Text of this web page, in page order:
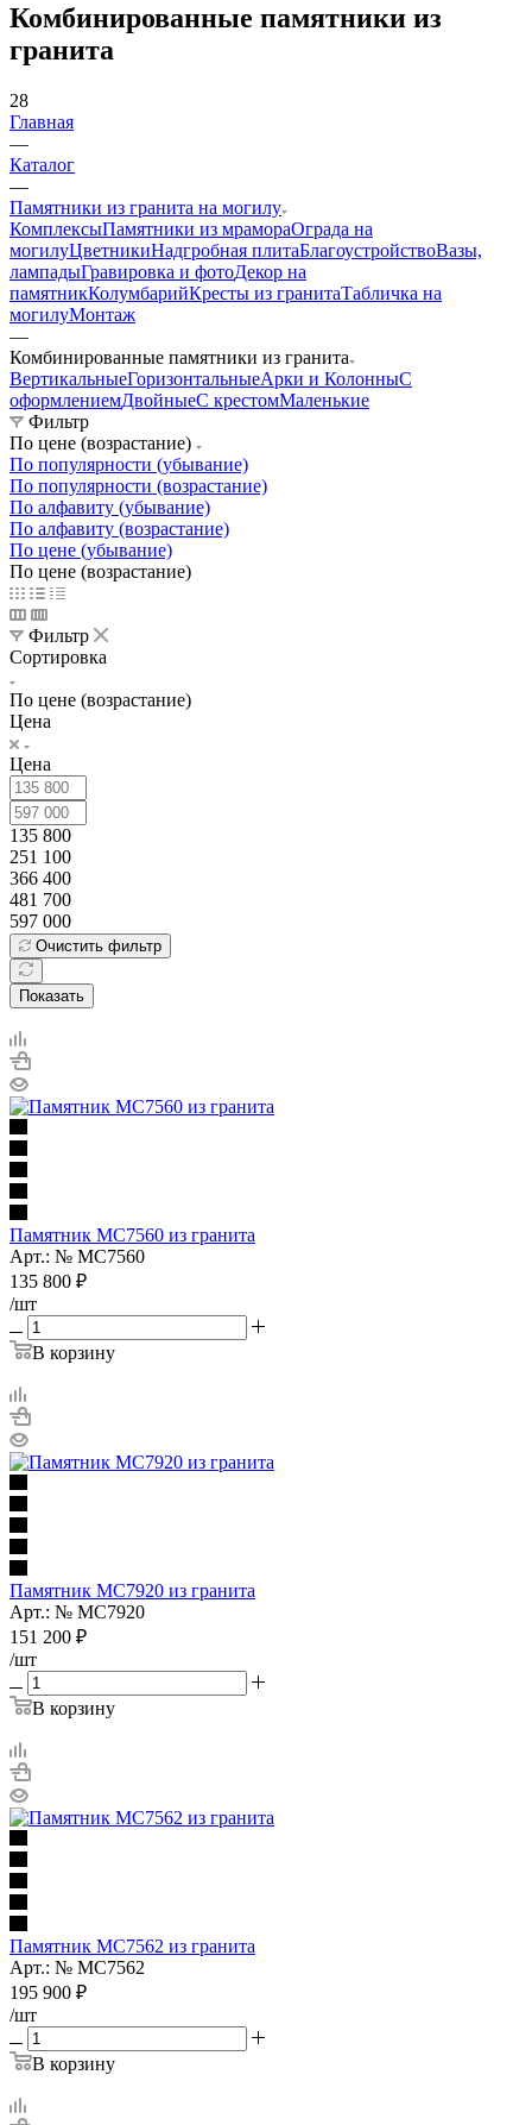
Комбинированные памятники из
гранита
28
Главная
—
Каталог
—
Памятники из гранита на могилу
КомплексыПамятники из мрамораОграда на
могилуЦветникиНадгробная плитаБлагоустройствоВазы,
лампадыГравировка и фотоДекор на
памятникКолумбарийКресты из гранитаТабличка на
могилуМонтаж
—
Комбинированные памятники из гранита
ВертикальныеГоризонтальныеАрки и КолонныС
оформлениемДвойныеС крестомМаленькие
Фильтр
По цене (возрастание)
По популярности (убывание)
По популярности (возрастание)
По алфавиту (убывание)
По алфавиту (возрастание)
По цене (убывание)
По цене (возрастание)
Фильтр
Сортировка
По цене (возрастание)
Цена
Цена
135 800
251 100
366 400
481 700
597 000
Очистить фильтр
Показать
Памятник МС7560 из гранита
Арт.: № МС7560
135 800 ₽
/шт
В корзину
Памятник МС7920 из гранита
Арт.: № МС7920
151 200 ₽
/шт
В корзину
Памятник МС7562 из гранита
Арт.: № МС7562
195 900 ₽
/шт
В корзину